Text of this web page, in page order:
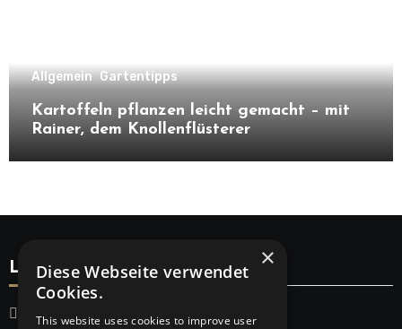
Allgemein Gartentipps
Kartoffeln pflanzen leicht gemacht – mit
Rainer, dem Knollenflüsterer
Legal
Startseite
×
Diese Webseite verwendet
Cookies.
This website uses cookies to improve user